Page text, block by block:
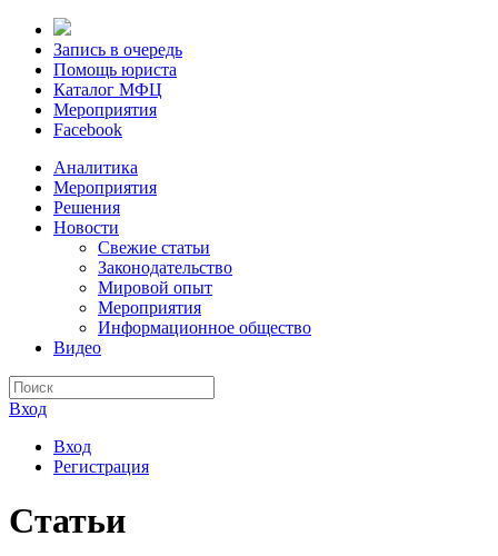
Запись в очередь
Помощь юриста
Каталог МФЦ
Мероприятия
Facebook
Аналитика
Мероприятия
Решения
Новости
Свежие статьи
Законодательство
Мировой опыт
Мероприятия
Информационное общество
Видео
Вход
Вход
Регистрация
Статьи